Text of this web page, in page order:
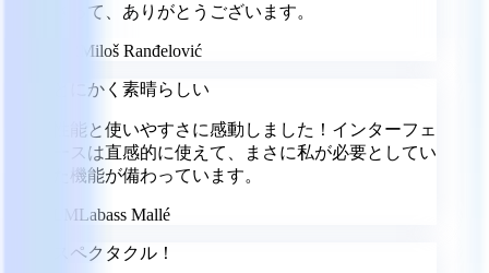
さって、ありがとうございます。
Miloš Ranđelović
とにかく素晴らしい
性能と使いやすさに感動しました！インターフェ
ースは直感的に使えて、まさに私が必要としてい
た機能が備わっています。
LMLabass Mallé
スペクタクル！